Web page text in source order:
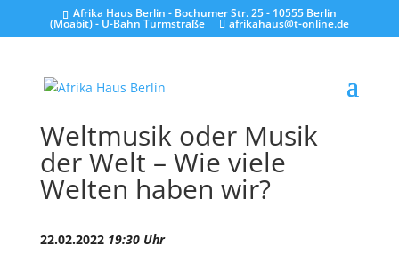
Afrika Haus Berlin - Bochumer Str. 25 - 10555 Berlin
(Moabit) - U-Bahn Turmstraße afrikahaus@t-online.de
Weltmusik oder Musik
der Welt – Wie viele
Welten haben wir?
22.02.2022 19:30 Uhr